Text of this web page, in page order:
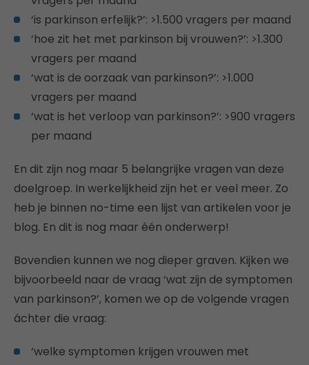
‘is parkinson erfelijk?’: >1.500 vragers per maand
‘hoe zit het met parkinson bij vrouwen?’: >1.300
vragers per maand
‘wat is de oorzaak van parkinson?’: >1.000
vragers per maand
‘wat is het verloop van parkinson?’: >900 vragers
per maand
En dit zijn nog maar 5 belangrijke vragen van deze
doelgroep. In werkelijkheid zijn het er veel meer. Zo
heb je binnen no-time een lijst van artikelen voor je
blog. En dit is nog maar één onderwerp!
Bovendien kunnen we nog dieper graven. Kijken we
bijvoorbeeld naar de vraag ‘wat zijn de symptomen
van parkinson?’, komen we op de volgende vragen
áchter die vraag:
‘welke symptomen krijgen vrouwen met